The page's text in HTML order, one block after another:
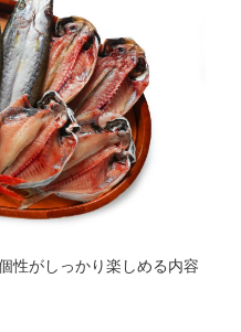
性がしっかり楽しめる内容